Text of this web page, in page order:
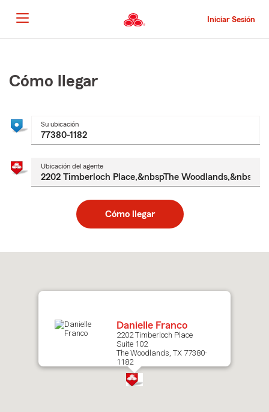
al
contenido
principal
Iniciar Sesión
principal
Cómo llegar
Su ubicación
Ubicación del agente
Cómo llegar
to
Danielle Franco
2202 Timberloch Place
Suite 102
The Woodlands, TX 77380-
1182